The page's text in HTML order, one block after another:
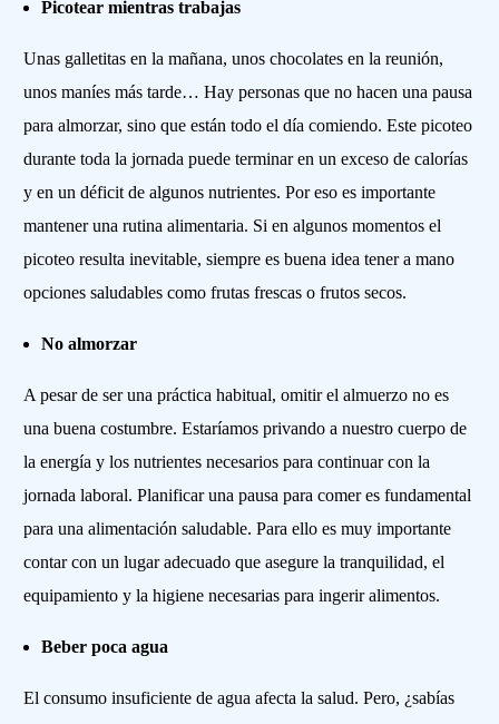
Picotear mientras trabajas
Unas galletitas en la mañana, unos chocolates en la reunión,
unos maníes más tarde… Hay personas que no hacen una pausa
para almorzar, sino que están todo el día comiendo. Este picoteo
durante toda la jornada puede terminar en un exceso de calorías
y en un déficit de algunos nutrientes. Por eso es importante
mantener una rutina alimentaria. Si en algunos momentos el
picoteo resulta inevitable, siempre es buena idea tener a mano
opciones saludables como frutas frescas o frutos secos.
No almorzar
A pesar de ser una práctica habitual, omitir el almuerzo no es
una buena costumbre. Estaríamos privando a nuestro cuerpo de
la energía y los nutrientes necesarios para continuar con la
jornada laboral. Planificar una pausa para comer es fundamental
para una alimentación saludable. Para ello es muy importante
contar con un lugar adecuado que asegure la tranquilidad, el
equipamiento y la higiene necesarias para ingerir alimentos.
Beber poca agua
El consumo insuficiente de agua afecta la salud. Pero, ¿sabías